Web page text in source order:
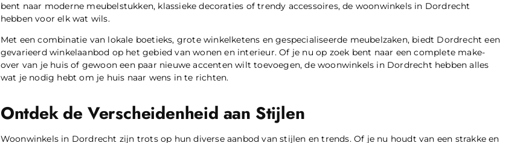
bent naar moderne meubelstukken, klassieke decoraties of trendy accessoires, de woonwinkels in Dordrecht
hebben voor elk wat wils.
Met een combinatie van lokale boetieks, grote winkelketens en gespecialiseerde meubelzaken, biedt Dordrecht een
gevarieerd winkelaanbod op het gebied van wonen en interieur. Of je nu op zoek bent naar een complete make-
over van je huis of gewoon een paar nieuwe accenten wilt toevoegen, de woonwinkels in Dordrecht hebben alles
wat je nodig hebt om je huis naar wens in te richten.
Ontdek de Verscheidenheid aan Stijlen
Woonwinkels in Dordrecht zijn trots op hun diverse aanbod van stijlen en trends. Of je nu houdt van een strakke en